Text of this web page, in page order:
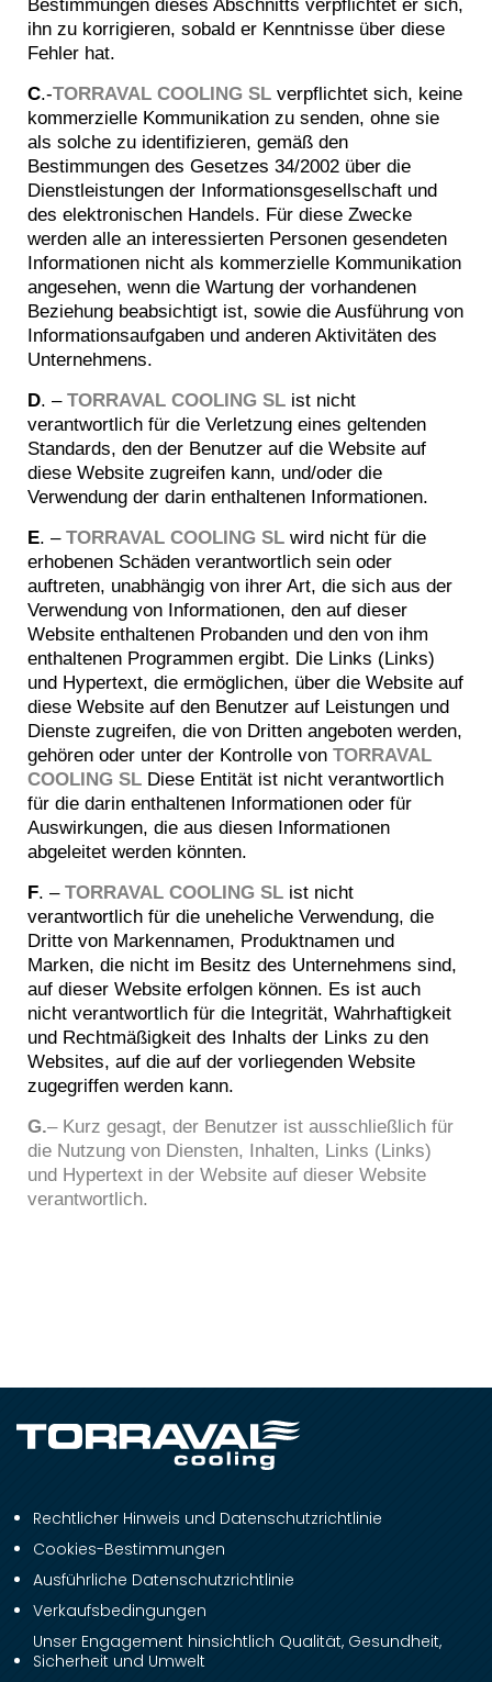
Bestimmungen dieses Abschnitts verpflichtet er sich,
ihn zu korrigieren, sobald er Kenntnisse über diese
Fehler hat.
C.-TORRAVAL COOLING SL verpflichtet sich, keine
kommerzielle Kommunikation zu senden, ohne sie
als solche zu identifizieren, gemäß den
Bestimmungen des Gesetzes 34/2002 über die
Dienstleistungen der Informationsgesellschaft und
des elektronischen Handels. Für diese Zwecke
werden alle an interessierten Personen gesendeten
Informationen nicht als kommerzielle Kommunikation
angesehen, wenn die Wartung der vorhandenen
Beziehung beabsichtigt ist, sowie die Ausführung von
Informationsaufgaben und anderen Aktivitäten des
Unternehmens.
D. – TORRAVAL COOLING SL ist nicht
verantwortlich für die Verletzung eines geltenden
Standards, den der Benutzer auf die Website auf
diese Website zugreifen kann, und/oder die
Verwendung der darin enthaltenen Informationen.
E. – TORRAVAL COOLING SL wird nicht für die
erhobenen Schäden verantwortlich sein oder
auftreten, unabhängig von ihrer Art, die sich aus der
Verwendung von Informationen, den auf dieser
Website enthaltenen Probanden und den von ihm
enthaltenen Programmen ergibt. Die Links (Links)
und Hypertext, die ermöglichen, über die Website auf
diese Website auf den Benutzer auf Leistungen und
Dienste zugreifen, die von Dritten angeboten werden,
gehören oder unter der Kontrolle von TORRAVAL
COOLING SL Diese Entität ist nicht verantwortlich
für die darin enthaltenen Informationen oder für
Auswirkungen, die aus diesen Informationen
abgeleitet werden könnten.
F. – TORRAVAL COOLING SL ist nicht
verantwortlich für die uneheliche Verwendung, die
Dritte von Markennamen, Produktnamen und
Marken, die nicht im Besitz des Unternehmens sind,
auf dieser Website erfolgen können. Es ist auch
nicht verantwortlich für die Integrität, Wahrhaftigkeit
und Rechtmäßigkeit des Inhalts der Links zu den
Websites, auf die auf der vorliegenden Website
zugegriffen werden kann.
G.– Kurz gesagt, der Benutzer ist ausschließlich für
die Nutzung von Diensten, Inhalten, Links (Links)
und Hypertext in der Website auf dieser Website
verantwortlich.
Rechtlicher Hinweis und Datenschutzrichtlinie
Cookies-Bestimmungen
Ausführliche Datenschutzrichtlinie
Verkaufsbedingungen
Unser Engagement hinsichtlich Qualität, Gesundheit,
Sicherheit und Umwelt